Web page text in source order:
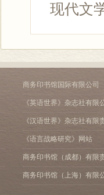
现代文
商务印书馆国际有限公司
《英语世界》杂志社有限
《汉语世界》杂志社有限
《语言战略研究》网站
商务印书馆（成都）有限
商务印书馆（上海）有限